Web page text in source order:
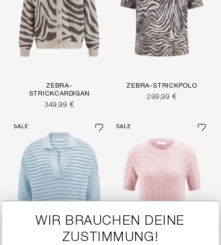
ZEBRA-
STRICKCARDIGAN
349,99 €
ZEBRA-STRICKPOLO
299,99 €
SALE SALE
WIR BRAUCHEN DEINE
ZUSTIMMUNG!